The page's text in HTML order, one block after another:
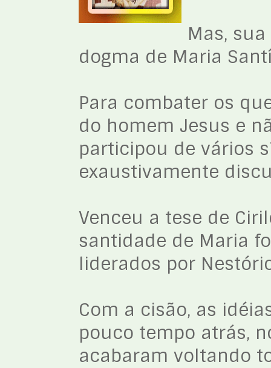
Mas,
dogma de Maria
Para combater os
do homem Jesus e
participou de vários
exaustivamente
Venceu a tese de
santidade de Maria
liderados por
Com a cisão, as
pouco tempo atrás,
acabaram voltando